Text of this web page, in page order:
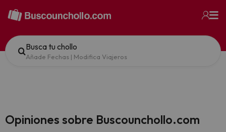
Busca tu chollo
Añade Fechas | Modifica Viajeros
Opiniones sobre Buscounchollo.com